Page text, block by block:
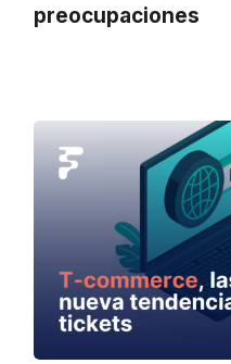
preocupaciones